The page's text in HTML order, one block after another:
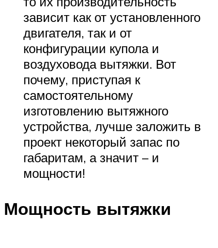
зависит как от установленного
двигателя, так и от
конфигурации купола и
воздуховода вытяжки. Вот
почему, приступая к
самостоятельному
изготовлению вытяжного
устройства, лучше заложить в
проект некоторый запас по
габаритам, а значит – и
мощности!
Мощность вытяжки